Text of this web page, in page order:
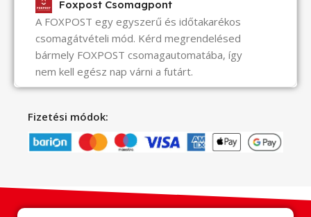
Foxpost Csomagpont
A FOXPOST egy egyszerű és időtakarékos
csomagátvételi mód. Kérd megrendelésed
bármely FOXPOST csomagautomatába, így
nem kell egész nap várni a futárt.
Fizetési módok: